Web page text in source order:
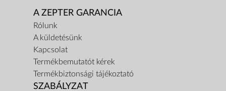
A ZEPTER GARANCIA
Rólunk
A küldetésünk
Kapcsolat
Termékbemutatót kérek
Termékbiztonsági tájékoztató
SZABÁLYZAT